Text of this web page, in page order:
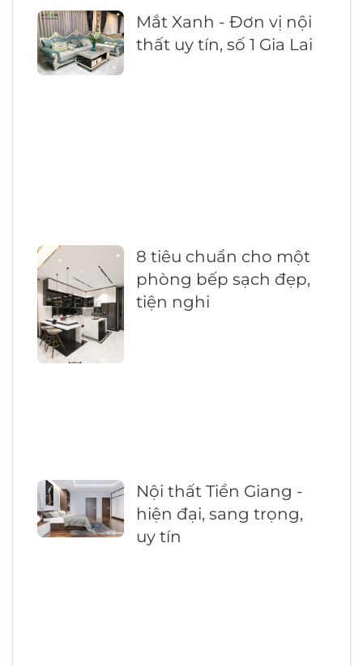
Mắt Xanh - Đơn vị nội
thất uy tín, số 1 Gia Lai
8 tiêu chuẩn cho một
phòng bếp sạch đẹp,
tiện nghi
Nội thất Tiền Giang -
hiện đại, sang trọng,
uy tín